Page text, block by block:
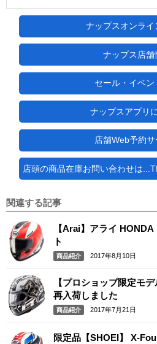
ナップスオンライ
ナップス店舗
セール・イベン
ナップスアプリ
店舗Web予約サ
店頭の商品在庫お問い合わせは
関連する記事
【Arai】アライ
ト
商品紹介 2017年8月10日
【プロショップ限定モ
再入荷しました
商品紹介 2017年7月21日
限定品【SHOEI】 X-